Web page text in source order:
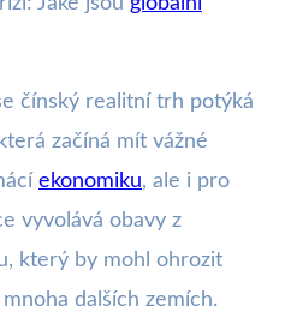
trhu: Jaké
Nela Švecová
čínský realitní trh potýká
začíná mít vážné
ekonomiku, ale i pro
vyvolává obavy z
který by mohl ohrozit
dalších zemích.